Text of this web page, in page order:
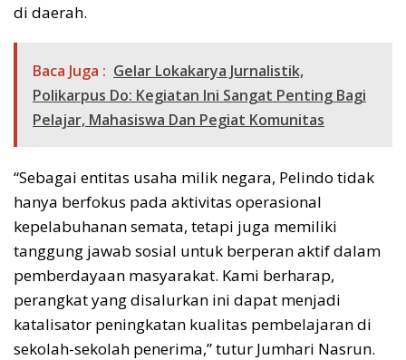
di daerah.
Baca Juga : Gelar Lokakarya Jurnalistik,
Polikarpus Do: Kegiatan Ini Sangat Penting Bagi
Pelajar, Mahasiswa Dan Pegiat Komunitas
“Sebagai entitas usaha milik negara, Pelindo tidak
hanya berfokus pada aktivitas operasional
kepelabuhanan semata, tetapi juga memiliki
tanggung jawab sosial untuk berperan aktif dalam
pemberdayaan masyarakat. Kami berharap,
perangkat yang disalurkan ini dapat menjadi
katalisator peningkatan kualitas pembelajaran di
sekolah-sekolah penerima,” tutur Jumhari Nasrun.